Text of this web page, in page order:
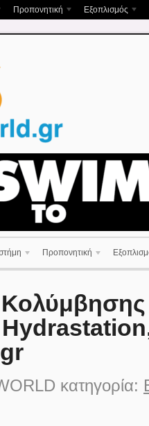
Προπονητική Εξοπλισμός
Προπονητική
κατηγορία: